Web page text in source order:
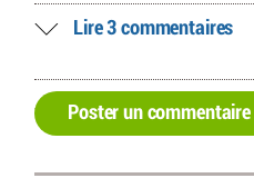
Lire 3 commentaires
Poster un commentaire